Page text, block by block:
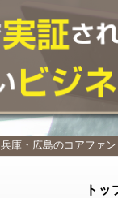
兵庫・広島のコアファン
トッ